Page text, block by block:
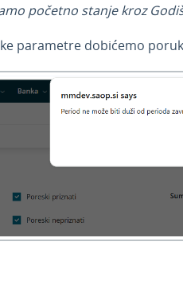
početno stanje kroz
parametre dobićemo